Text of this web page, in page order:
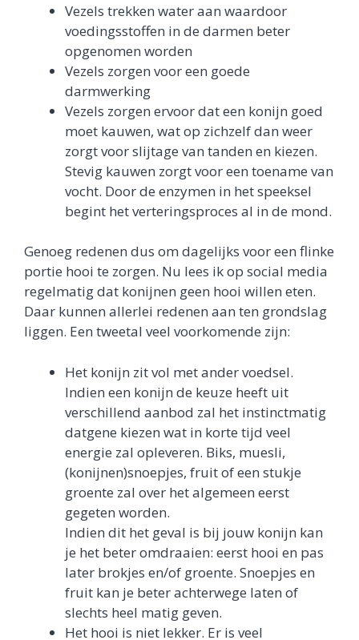
Vezels trekken water aan waardoor
voedingsstoffen in de darmen beter
opgenomen worden
Vezels zorgen voor een goede
darmwerking
Vezels zorgen ervoor dat een konijn goed
moet kauwen, wat op zichzelf dan weer
zorgt voor slijtage van tanden en kiezen.
Stevig kauwen zorgt voor een toename van
vocht. Door de enzymen in het speeksel
begint het verteringsproces al in de mond.
Genoeg redenen dus om dagelijks voor een flinke
portie hooi te zorgen. Nu lees ik op social media
regelmatig dat konijnen geen hooi willen eten.
Daar kunnen allerlei redenen aan ten grondslag
liggen. Een tweetal veel voorkomende zijn:
Het konijn zit vol met ander voedsel.
Indien een konijn de keuze heeft uit
verschillend aanbod zal het instinctmatig
datgene kiezen wat in korte tijd veel
energie zal opleveren. Biks, muesli,
(konijnen)snoepjes, fruit of een stukje
groente zal over het algemeen eerst
gegeten worden.
Indien dit het geval is bij jouw konijn kan
je het beter omdraaien: eerst hooi en pas
later brokjes en/of groente. Snoepjes en
fruit kan je beter achterwege laten of
slechts heel matig geven.
Het hooi is niet lekker. Er is veel